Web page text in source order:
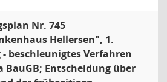
Nr. 745
Hellersen", 1.
beschleunigtes Verfahren
BauGB; Entscheidung über